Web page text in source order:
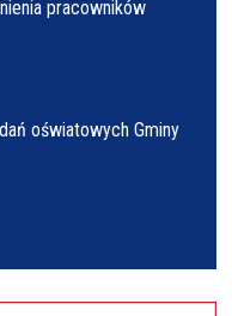
pracowników
oświatowych Gminy